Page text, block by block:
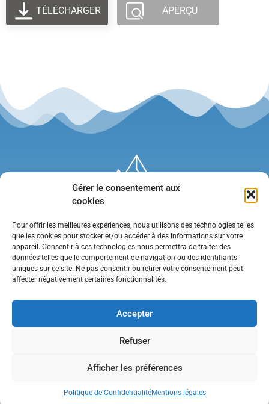
Gérer le consentement aux
cookies
Pour offrir les meilleures expériences, nous utilisons des technologies telles
que les cookies pour stocker et/ou accéder à des informations sur votre
appareil. Consentir à ces technologies nous permettra de traiter des
données telles que le comportement de navigation ou des identifiants
uniques sur ce site. Ne pas consentir ou retirer votre consentement peut
affecter négativement certaines fonctionnalités.
Accepter
Refuser
Afficher les préférences
Politique de ConfidentialitéMentions légales
TÉLÉCHARGER APERÇU
•Contact